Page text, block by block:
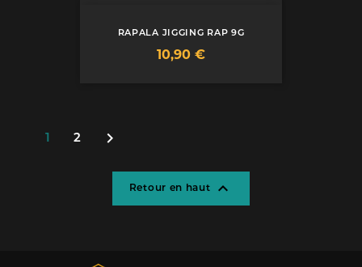
RAPALA JIGGING RAP 9G
Prix
10,90 €
1 2 
Retour en haut 